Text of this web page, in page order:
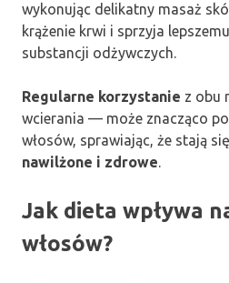
wykonując delikatny masaż
krążenie krwi i sprzyja
substancji odżywczych.
Regularne korzystanie z obu
wcierania — może znacząco
włosów, sprawiając, że stają
nawilżone i zdrowe.
Jak dieta wpływa
włosów?